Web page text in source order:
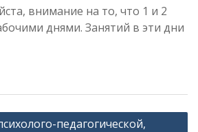
внимание на то, что 1 и 2
днями. Занятий в эти дни
педагогической,